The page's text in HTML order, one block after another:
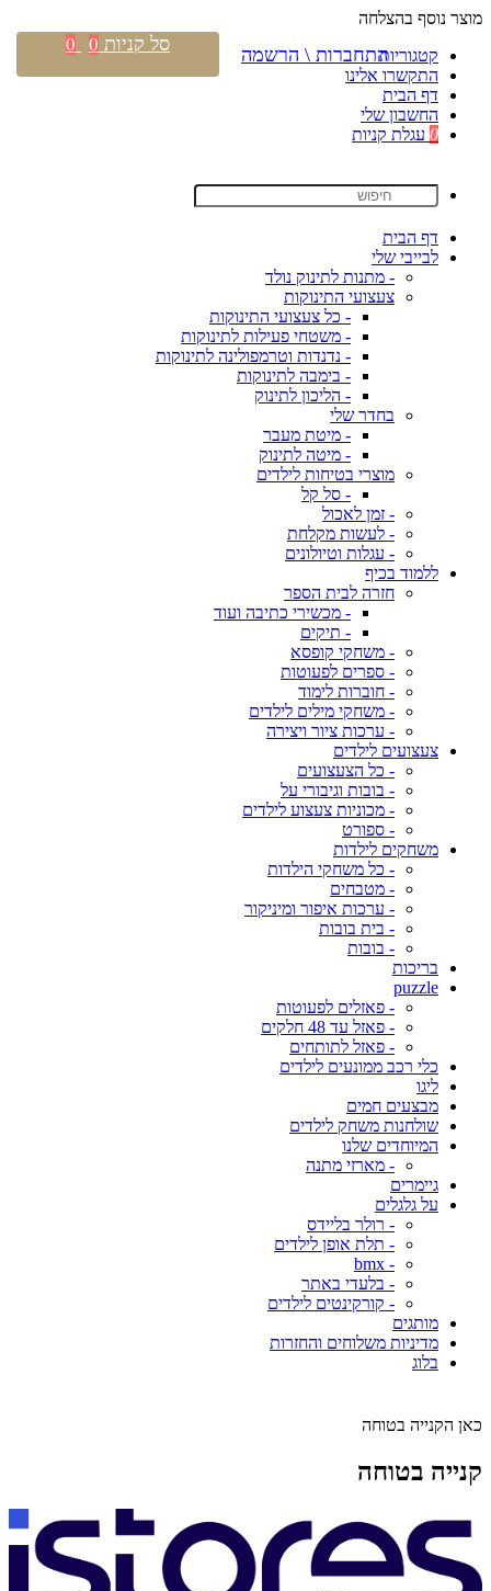
מוצר נוסף בהצלחה
קטגוריות
התקשרו אלינו
דף הבית
החשבון שלי
0 עגלת קניות
דף הבית
לבייבי שלי
- מתנות לתינוק נולד
צעצועי התינוקות
- כל צעצועי התינוקות
- משטחי פעילות לתינוקות
- נדנדות וטרמפולינה לתינוקות
- בימבה לתינוקות
- הליכון לתינוק
בחדר שלי
- מיטת מעבר
- מיטה לתינוק
מוצרי בטיחות לילדים
- סל קל
- זמן לאכול
- לעשות מקלחת
- עגלות וטיולונים
ללמוד בכיף
חזרה לבית הספר
- מכשירי כתיבה ועוד
- תיקים
- משחקי קופסא
- ספרים לפעוטות
- חוברות לימוד
- משחקי מילים לילדים
- ערכות ציור ויצירה
צעצועים לילדים
- כל הצעצועים
- בובות וגיבורי על
- מכוניות צעצוע לילדים
- ספורט
משחקים לילדות
- כל משחקי הילדות
- מטבחים
- ערכות איפור ומיניקור
- בית בובות
- בובות
בריכות
puzzle
- פאזלים לפעוטות
- פאזל עד 48 חלקים
- פאזל לתותחים
כלי רכב ממונעים לילדים
ליגו
מבצעים חמים
שולחנות משחק לילדים
המיוחדים שלנו
- מארזי מתנה
גיימרים
על גלגלים
- רולר בליידס
- תלת אופן לילדים
- bmx
- בלעדי באתר
- קורקינטים לילדים
מותגים
מדיניות משלוחים והחזרות
בלוג
כאן הקנייה בטוחה
קנייה בטוחה
התחברות \ הרשמה סל קניות 0
0